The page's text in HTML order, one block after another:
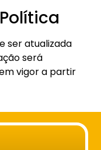
ser atualizada
será
vigor a partir